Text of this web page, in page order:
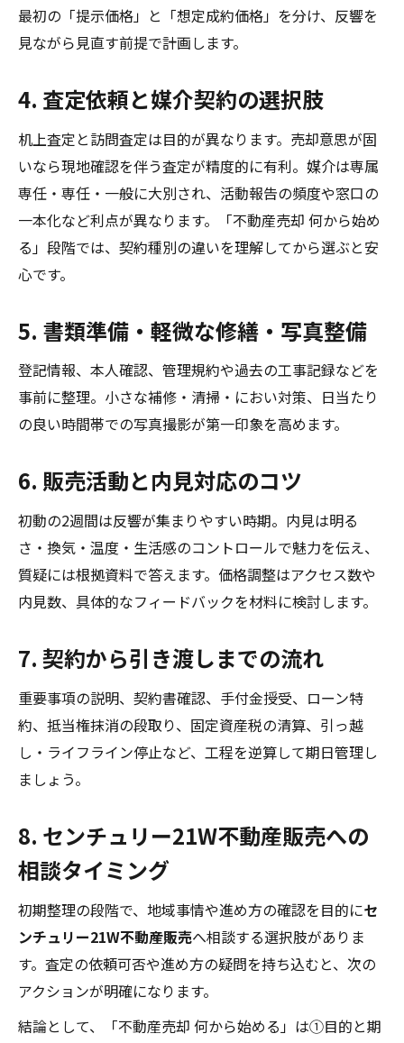
最初の「提示価格」と「想定成約価格」を分け、反響を
見ながら見直す前提で計画します。
4. 査定依頼と媒介契約の選択肢
机上査定と訪問査定は目的が異なります。売却意思が固
いなら現地確認を伴う査定が精度的に有利。媒介は専属
専任・専任・一般に大別され、活動報告の頻度や窓口の
一本化など利点が異なります。「不動産売却 何から始め
る」段階では、契約種別の違いを理解してから選ぶと安
心です。
5. 書類準備・軽微な修繕・写真整備
登記情報、本人確認、管理規約や過去の工事記録などを
事前に整理。小さな補修・清掃・におい対策、日当たり
の良い時間帯での写真撮影が第一印象を高めます。
6. 販売活動と内見対応のコツ
初動の2週間は反響が集まりやすい時期。内見は明る
さ・換気・温度・生活感のコントロールで魅力を伝え、
質疑には根拠資料で答えます。価格調整はアクセス数や
内見数、具体的なフィードバックを材料に検討します。
7. 契約から引き渡しまでの流れ
重要事項の説明、契約書確認、手付金授受、ローン特
約、抵当権抹消の段取り、固定資産税の清算、引っ越
し・ライフライン停止など、工程を逆算して期日管理し
ましょう。
8. センチュリー21W不動産販売への
相談タイミング
初期整理の段階で、地域事情や進め方の確認を目的にセ
ンチュリー21W不動産販売へ相談する選択肢がありま
す。査定の依頼可否や進め方の疑問を持ち込むと、次の
アクションが明確になります。
結論として、「不動産売却 何から始める」は①目的と期